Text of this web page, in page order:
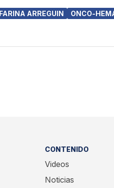
ARREGUIN ONCO-
CONTENIDO
Videos
Noticias